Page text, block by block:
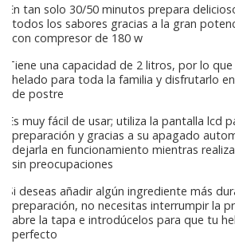
En tan solo 30/50 minutos prepara
todos los sabores gracias a la gran
con compresor de 180 w
Tiene una capacidad de 2 litros, por lo
helado para toda la familia y disfrutarlo
de postre
Es muy fácil de usar; utiliza la pantalla lcd
preparación y gracias a su apagado
dejarla en funcionamiento mientras
sin preocupaciones
Si deseas añadir algún ingrediente más
preparación, no necesitas interrumpir la
abre la tapa e introdúcelos para que tu
perfecto